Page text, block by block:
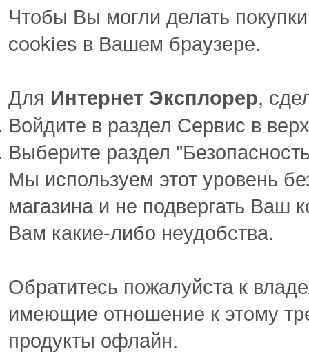
Чтобы Вы могли делать
cookies в Вашем браузере.
Для Интернет Эксплорер,
Войдите в раздел Сервис в
Выберите раздел
Мы используем этот уровень
магазина и не подвергать Ваш
Вам какие-либо неудобства.
Обратитесь пожалуйста к
имеющие отношение к этому
продукты офлайн.